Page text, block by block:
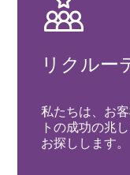
リクルー
私たちは、お
トの成功の兆
お探しします。